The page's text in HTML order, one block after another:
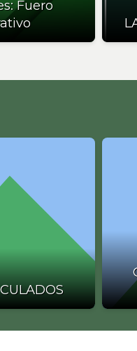
Fuero